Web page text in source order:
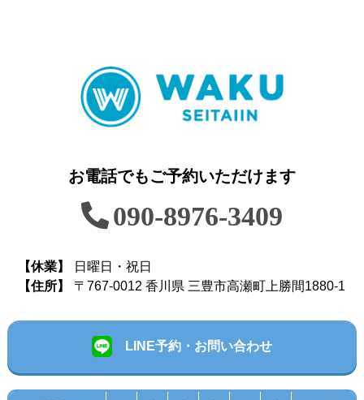
お電話でもご予約いただけます
090-8976-3409
【休業】
日曜日・祝日
【住所】
〒767-0012 香川県 三豊市高瀬町上勝間1880-1
LINE予約・お問い合わせ